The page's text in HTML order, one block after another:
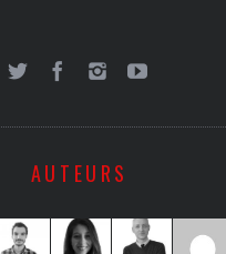
AUTEURS